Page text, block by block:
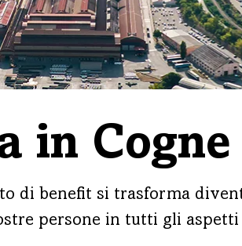
in Cogne
di benefit si trasforma
persone in tutti gli